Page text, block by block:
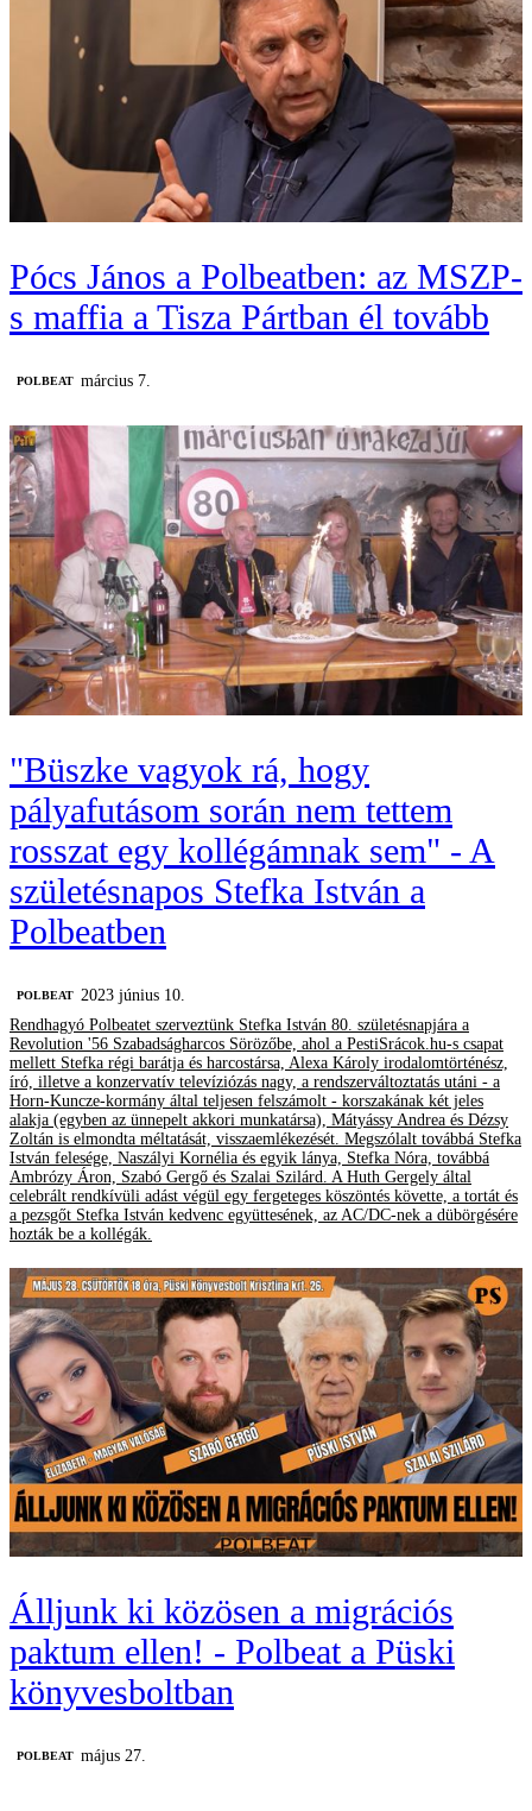
Pócs János a Polbeatben: az MSZP-
s maffia a Tisza Pártban él tovább
‎POLBEAT március 7.
"Büszke vagyok rá, hogy
pályafutásom során nem tettem
rosszat egy kollégámnak sem" - A
születésnapos Stefka István a
Polbeatben
‎POLBEAT
2023 június 10.
Rendhagyó Polbeatet szerveztünk Stefka István 80. születésnapjára a
Revolution '56 Szabadságharcos Sörözőbe, ahol a PestiSrácok.hu-s csapat
mellett Stefka régi barátja és harcostársa, Alexa Károly irodalomtörténész,
író, illetve a konzervatív televíziózás nagy, a rendszerváltoztatás utáni - a
Horn-Kuncze-kormány által teljesen felszámolt - korszakának két jeles
alakja (egyben az ünnepelt akkori munkatársa), Mátyássy Andrea és Dézsy
Zoltán is elmondta méltatását, visszaemlékezését. Megszólalt továbbá Stefka
István felesége, Naszályi Kornélia és egyik lánya, Stefka Nóra, továbbá
Ambrózy Áron, Szabó Gergő és Szalai Szilárd. A Huth Gergely által
celebrált rendkívüli adást végül egy fergeteges köszöntés követte, a tortát és
a pezsgőt Stefka István kedvenc együttesének, az AC/DC-nek a dübörgésére
hozták be a kollégák.
Álljunk ki közösen a migrációs
paktum ellen! - Polbeat a Püski
könyvesboltban
‎POLBEAT május 27.